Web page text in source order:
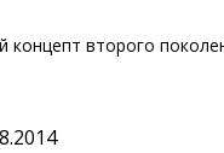
второго